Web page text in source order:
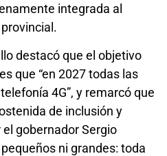
integrada al
destacó que el objetivo
que “en 2027 todas las
4G”, y remarcó que
de inclusión y
gobernador Sergio
ni grandes: toda